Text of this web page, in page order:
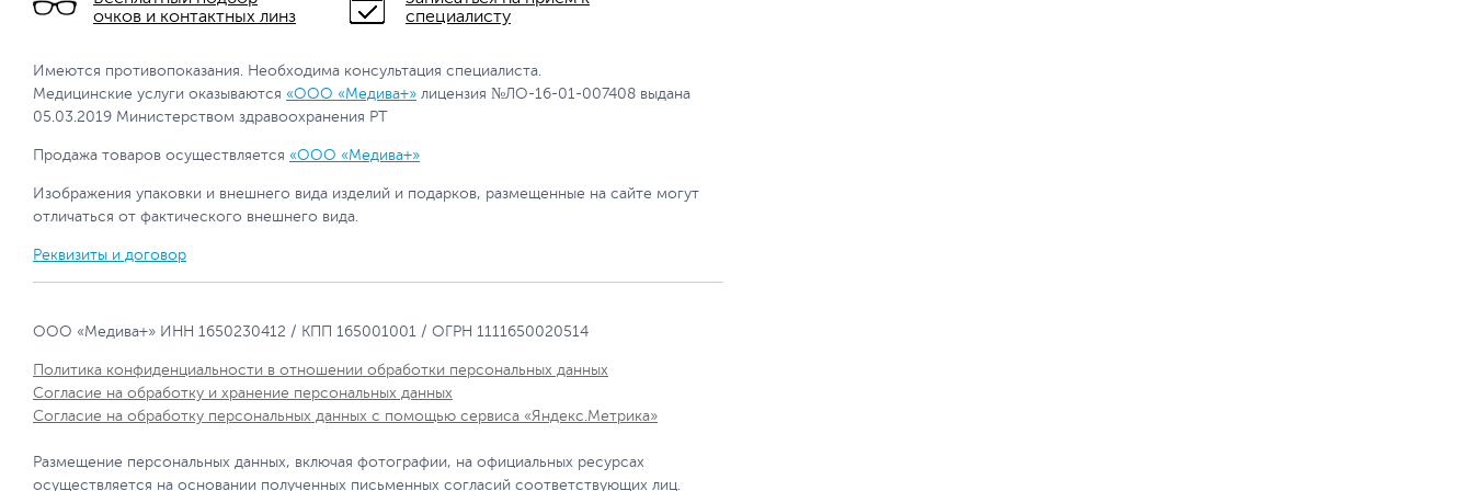
очков и контактных линз
специалисту
Имеются противопоказания. Необходима консультация специалиста.
Медицинские услуги оказываются «ООО «Медива+» лицензия №ЛО-16-01-007408 выдана
05.03.2019 Министерством здравоохранения РТ
Продажа товаров осуществляется «ООО «Медива+»
Изображения упаковки и внешнего вида изделий и подарков, размещенные на сайте могут
отличаться от фактического внешнего вида.
Реквизиты и договор
ООО «Медива+» ИНН 1650230412 / КПП 165001001 / ОГРН 1111650020514
Политика конфиденциальности в отношении обработки персональных данных
Согласие на обработку и хранение персональных данных
Согласие на обработку персональных данных с помощью сервиса «Яндекс.Метрика»
Размещение персональных данных, включая фотографии, на официальных ресурсах
осуществляется на основании полученных письменных согласий соответствующих лиц.